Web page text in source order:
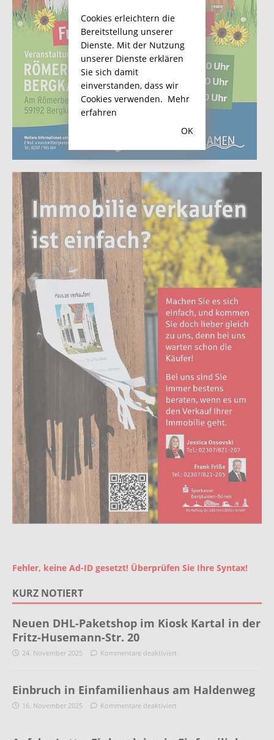
Fehler, keine Ad-ID gesetzt! Überprüfen Sie Ihre Syntax!
KURZ NOTIERT
Neuen DHL-Paketshop im Kiosk Kartal in der
Fritz-Husemann-Str. 20
24. November 2025 Kommentare deaktiviert
Einbruch in Einfamilienhaus am Haldenweg
16. November 2025 Kommentare deaktiviert
Cookies erleichtern die
Bereitstellung unserer
Dienste. Mit der Nutzung
unserer Dienste erklären
Sie sich damit
einverstanden, dass wir
Cookies verwenden. Mehr
erfahren
OK